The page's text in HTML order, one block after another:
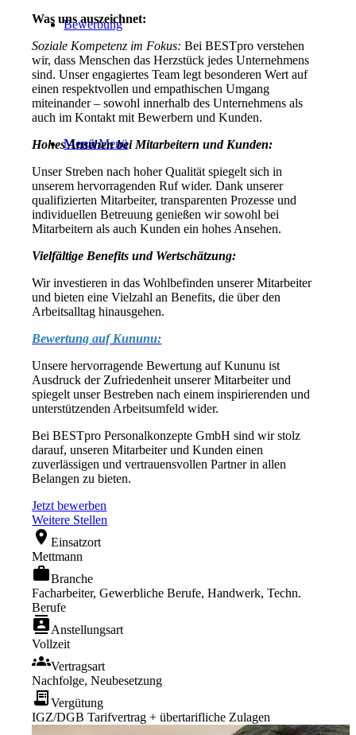
Bewerbung
Menü Menü
Was uns auszeichnet:
Soziale Kompetenz im Fokus: Bei BESTpro verstehen
wir, dass Menschen das Herzstück jedes Unternehmens
sind. Unser engagiertes Team legt besonderen Wert auf
einen respektvollen und empathischen Umgang
miteinander – sowohl innerhalb des Unternehmens als
auch im Kontakt mit Bewerbern und Kunden.
Hohes Ansehen bei Mitarbeitern und Kunden:
Unser Streben nach hoher Qualität spiegelt sich in
unserem hervorragenden Ruf wider. Dank unserer
qualifizierten Mitarbeiter, transparenten Prozesse und
individuellen Betreuung genießen wir sowohl bei
Mitarbeitern als auch Kunden ein hohes Ansehen.
Vielfältige Benefits und Wertschätzung:
Wir investieren in das Wohlbefinden unserer Mitarbeiter
und bieten eine Vielzahl an Benefits, die über den
Arbeitsalltag hinausgehen.
Bewertung auf Kununu:
Unsere hervorragende Bewertung auf Kununu ist
Ausdruck der Zufriedenheit unserer Mitarbeiter und
spiegelt unser Bestreben nach einem inspirierenden und
unterstützenden Arbeitsumfeld wider.
Bei BESTpro Personalkonzepte GmbH sind wir stolz
darauf, unseren Mitarbeiter und Kunden einen
zuverlässigen und vertrauensvollen Partner in allen
Belangen zu bieten.
Jetzt bewerben
Weitere Stellen
location_onEinsatzort
Mettmann
workBranche
Facharbeiter, Gewerbliche Berufe, Handwerk, Techn.
Berufe
contactsAnstellungsart
Vollzeit
groupsVertragsart
Nachfolge, Neubesetzung
receipt_longVergütung
IGZ/DGB Tarifvertrag + übertarifliche Zulagen